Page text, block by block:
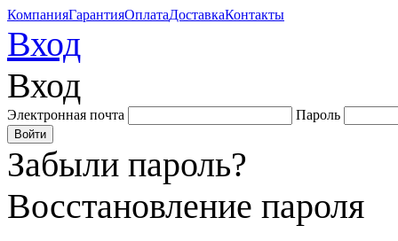
КомпанияГарантияОплатаДоставкаКонтакты
Вход
Вход
Электронная почта Пароль
Забыли пароль?
Восстановление пароля